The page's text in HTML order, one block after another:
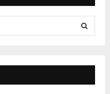
E
A